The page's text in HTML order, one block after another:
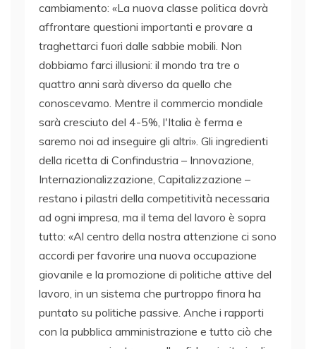
cambiamento: «La nuova classe politica dovrà
affrontare questioni importanti e provare a
traghettarci fuori dalle sabbie mobili. Non
dobbiamo farci illusioni: il mondo tra tre o
quattro anni sarà diverso da quello che
conoscevamo. Mentre il commercio mondiale
sarà cresciuto del 4-5%, l'Italia è ferma e
saremo noi ad inseguire gli altri». Gli ingredienti
della ricetta di Confindustria – Innovazione,
Internazionalizzazione, Capitalizzazione –
restano i pilastri della competitività necessaria
ad ogni impresa, ma il tema del lavoro è sopra
tutto: «Al centro della nostra attenzione ci sono
accordi per favorire una nuova occupazione
giovanile e la promozione di politiche attive del
lavoro, in un sistema che purtroppo finora ha
puntato su politiche passive. Anche i rapporti
con la pubblica amministrazione e tutto ciò che